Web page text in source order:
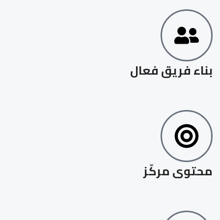
بناء فريق فعال
محتوى مركّز